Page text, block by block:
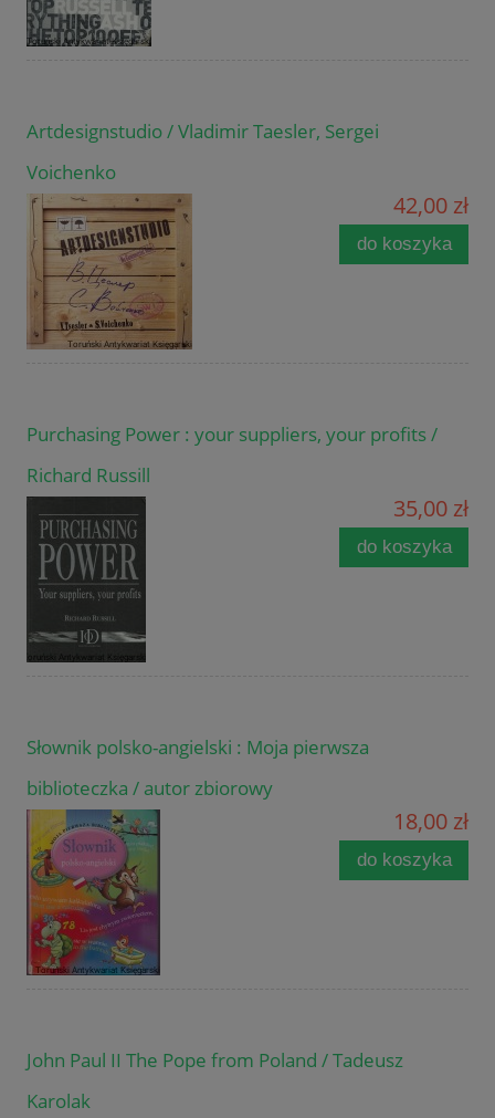
Artdesignstudio / Vladimir Taesler, Sergei
Voichenko
42,00 zł
do koszyka
Purchasing Power : your suppliers, your profits /
Richard Russill
35,00 zł
do koszyka
Słownik polsko-angielski : Moja pierwsza
biblioteczka / autor zbiorowy
18,00 zł
do koszyka
John Paul II The Pope from Poland / Tadeusz
Karolak